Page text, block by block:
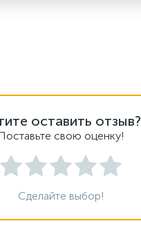
оставить отзыв?
свою оценку!
Сделайте выбор!